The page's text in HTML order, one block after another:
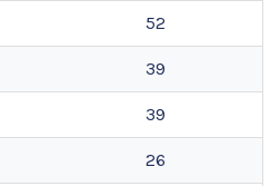
52
39
39
26